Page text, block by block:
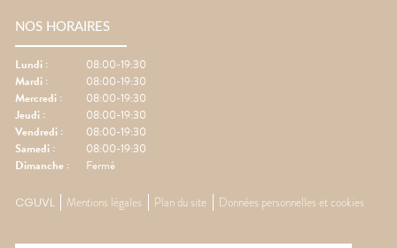
NOS HORAIRES
Lundi :
08:00-19:30
Mardi :
08:00-19:30
Mercredi :
08:00-19:30
Jeudi :
08:00-19:30
Vendredi :
08:00-19:30
Samedi :
08:00-19:30
Dimanche : Fermé
CGUVL Mentions légales Plan du site Données personnelles et cookies